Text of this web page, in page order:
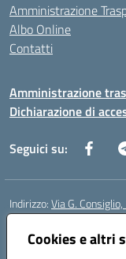
Cookies e altri
Amministrazione
Albo Online
Contatti
Amministrazione
Dichiarazione di
Seguici su:
Indirizzo:Via G.
Centralino:
Posta elettronica